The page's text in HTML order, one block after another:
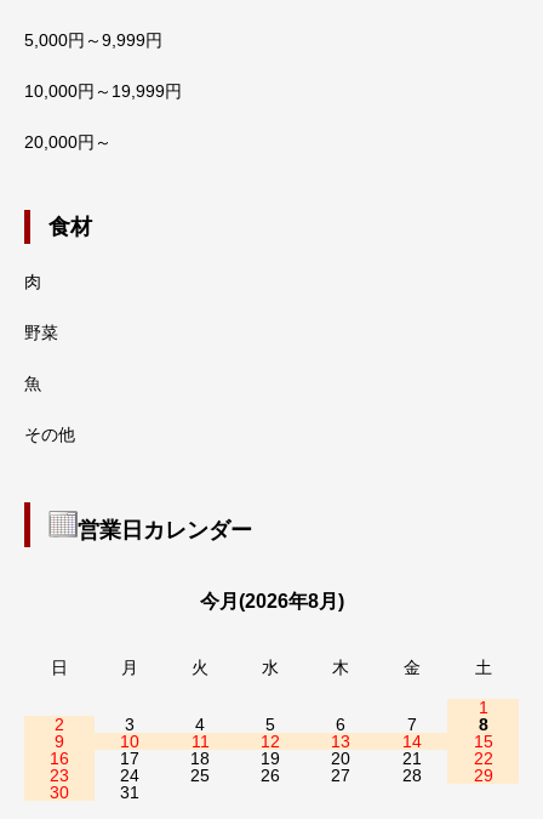
5,000円～9,999円
10,000円～19,999円
20,000円～
食材
肉
野菜
魚
その他
営業日カレンダー
今月(2026年8月)
日 月 火 水 木 金 土
1
2
3 4 5 6 7
8
9
10 11 12 13 14
15
16
17 18 19 20 21
22
23
24 25 26 27 28
29
30
31